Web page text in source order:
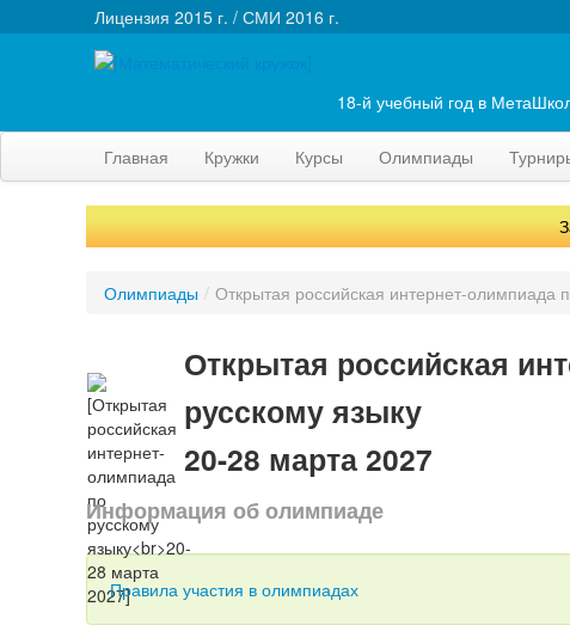
Лицензия 2015 г. / СМИ 2016 г.
18-й учебный год в
Главная Кружки Курсы Олимпиады
Олимпиады / Открытая российская интернет-олимпиада
Открытая российская
русскому языку
20-28 марта 2027
Информация об олимпиаде
Правила участия в олимпиадах